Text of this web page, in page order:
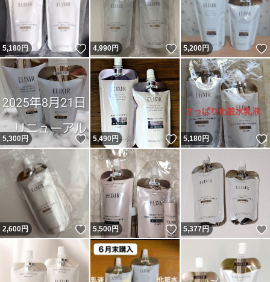
5,180円 いいね！
4,990円 いいね！
5,200円
5,300円 いいね！
5,490円 いいね！
5,180円
2,600円 いいね！
5,500円 いいね！
5,377円